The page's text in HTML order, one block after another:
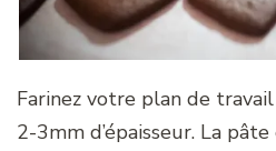
Farinez votre plan de
2-3mm d’épaisseur. La